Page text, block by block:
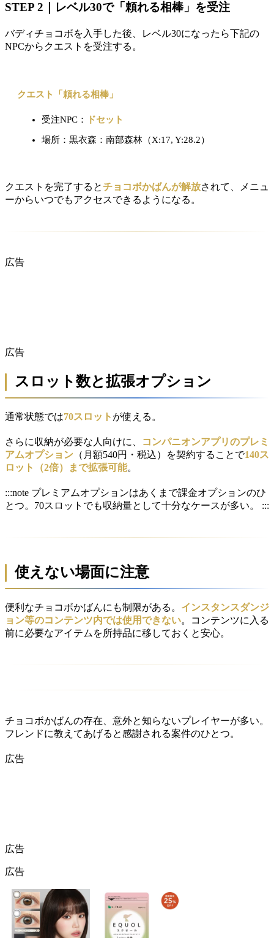
STEP 2｜レベル30で「頼れる相棒」を受注
バディチョコボを入手した後、レベル30になったら下記の
NPCからクエストを受注する。
クエスト「頼れる相棒」
受注NPC： ドセット
場所：黒衣森：南部森林（X:17, Y:28.2）
クエストを完了するとチョコボかばんが解放されて、メニュ
ーからいつでもアクセスできるようになる。
広告
広告
スロット数と拡張オプション
通常状態では70スロット が使える。
さらに収納が必要な人向けに、
コンパニオンアプリのプレミ
アムオプション （月額540円・税込）を契約することで140ス
ロット（2倍）まで拡張可能。
:::note プレミアムオプションはあくまで課金オプションのひ
とつ。70スロットでも収納量として十分なケースが多い。 :::
使えない場面に注意
便利なチョコボかばんにも制限がある。 インスタンスダンジ
ョン等のコンテンツ内では使用できない。コンテンツに入る
前に必要なアイテムを所持品に移しておくと安心。
チョコボかばんの存在、意外と知らないプレイヤーが多い。
フレンドに教えてあげると感謝される案件のひとつ。
広告
広告
広告